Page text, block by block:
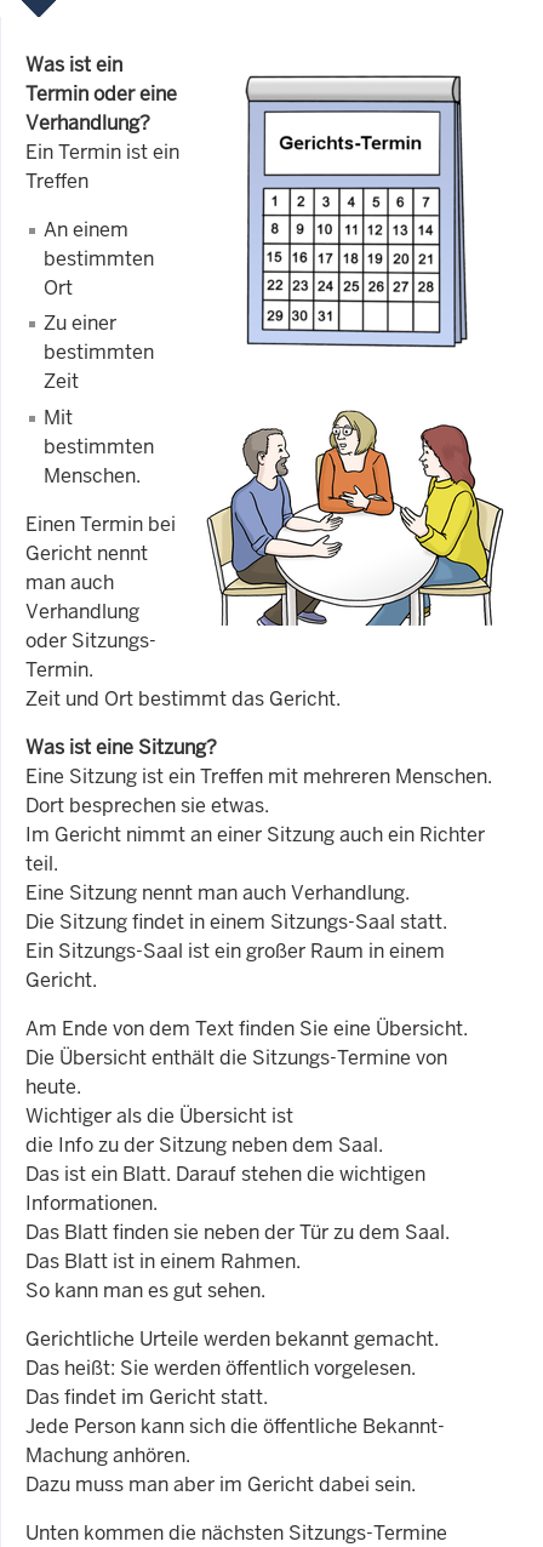
Was ist ein
Termin oder eine
Verhandlung?
Ein Termin ist ein
Treffen
An einem
bestimmten
Ort
Zu einer
bestimmten
Zeit
Mit
bestimmten
Menschen.
Einen Termin bei
Gericht nennt
man auch
Verhandlung
oder Sitzungs-
Termin.
Zeit und Ort bestimmt das Gericht.
Was ist eine Sitzung?
Eine Sitzung ist ein Treffen mit mehreren Menschen.
Dort besprechen sie etwas.
Im Gericht nimmt an einer Sitzung auch ein Richter
teil.
Eine Sitzung nennt man auch Verhandlung.
Die Sitzung findet in einem Sitzungs-Saal statt.
Ein Sitzungs-Saal ist ein großer Raum in einem
Gericht.
Am Ende von dem Text finden Sie eine Übersicht.
Die Übersicht enthält die Sitzungs-Termine von
heute.
Wichtiger als die Übersicht ist
die Info zu der Sitzung neben dem Saal.
Das ist ein Blatt. Darauf stehen die wichtigen
Informationen.
Das Blatt finden sie neben der Tür zu dem Saal.
Das Blatt ist in einem Rahmen.
So kann man es gut sehen.
Gerichtliche Urteile werden bekannt gemacht.
Das heißt: Sie werden öffentlich vorgelesen.
Das findet im Gericht statt.
Jede Person kann sich die öffentliche Bekannt-
Machung anhören.
Dazu muss man aber im Gericht dabei sein.
Unten kommen die nächsten Sitzungs-Termine